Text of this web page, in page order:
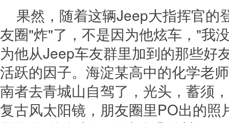
果然，随着这辆Jeep大指挥官的
友圈"炸"了，不是因为他炫车，"我
为他从Jeep车友群里加到的那些好
活跃的因子。海淀某高中的化学老
南者去青城山自驾了，光头，蓄须
复古风太阳镜，朋友圈里PO出的照